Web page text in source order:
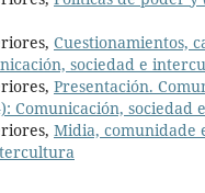
Cuestionamientos,
sociedad e
Presentación.
Comunicación, sociedad
Midia, comunidade